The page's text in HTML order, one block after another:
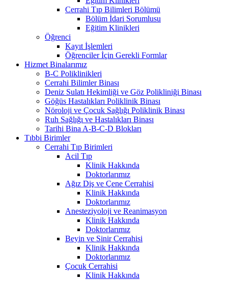
Cerrahi Tıp Bilimleri Bölümü
Bölüm İdari Sorumlusu
Eğitim Klinikleri
Öğrenci
Kayıt İşlemleri
Öğrenciler İçin Gerekli Formlar
Hizmet Binalarımız
B-C Poliklinikleri
Cerrahi Bilimler Binası
Deniz Sulatı Hekimliği ve Göz Polikliniği Binası
Göğüs Hastalıkları Poliklinik Binası
Nöroloji ve Çocuk Sağlığı Poliklinik Binası
Ruh Sağlığı ve Hastalıkları Binası
Tarihi Bina A-B-C-D Blokları
Tıbbi Birimler
Cerrahi Tıp Birimleri
Acil Tıp
Klinik Hakkında
Doktorlarımız
Ağız Diş ve Çene Cerrahisi
Klinik Hakkında
Doktorlarımız
Anesteziyoloji ve Reanimasyon
Klinik Hakkında
Doktorlarımız
Beyin ve Sinir Cerrahisi
Klinik Hakkında
Doktorlarımız
Çocuk Cerrahisi
Klinik Hakkında